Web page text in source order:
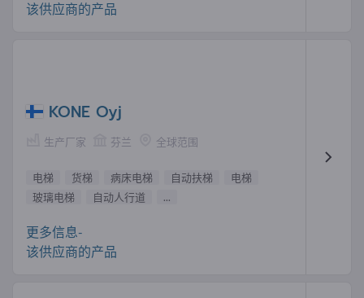
该供应商的产品
KONE Oyj
生产厂家 芬兰 全球范围
电梯 货梯 病床电梯 自动扶梯
电梯
玻璃电梯
自动人行道 ...
更多信息-
该供应商的产品